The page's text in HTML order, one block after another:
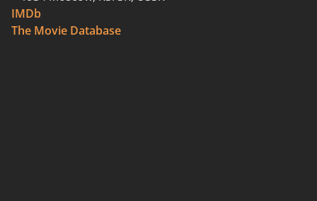
IMDb
The Movie Database